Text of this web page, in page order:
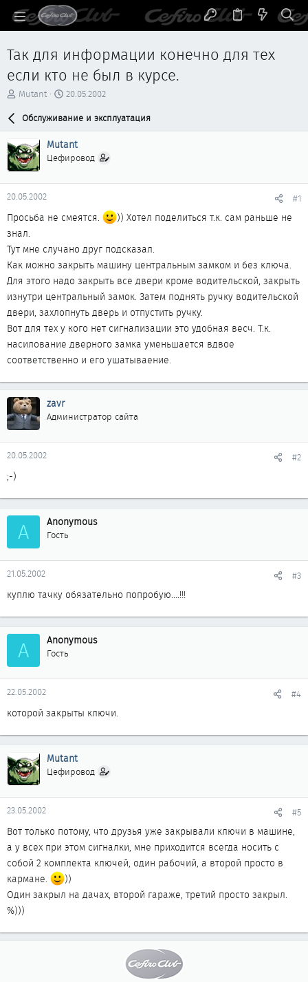
Так для информации конечно для тех
если кто не был в курсе.
А
р
т
е
м
ы
Mutant
Д
т
н
а
а
20.05.2002
Обслуживание и эксплуатация
Mutant
Цефировод
20.05.2002 #1
Просьба не смеятся.
)) Хотел поделиться т.к. сам раньше не
знал.
Тут мне случано друг подсказал.
Как можно закрыть машину центральным замком и без ключа.
Для этого надо закрыть все двери кроме водительской, закрыть
изнутри центральный замок. Затем поднять ручку водительской
двери, захлопнуть дверь и отпустить ручку.
Вот для тех у кого нет сигнализации это удобная весч. Т.к.
насилование дверного замка уменьшается вдвое
соответственно и его ушатываение.
zavr
Администратор сайта
20.05.2002 #2
;-)
A Anonymous
Гость
21.05.2002 #3
куплю тачку обязательно попробую....!!!
A Anonymous
Гость
22.05.2002 #4
которой закрыты ключи.
Mutant
Цефировод
23.05.2002 #5
Вот только потому, что друзья уже закрывали ключи в машине,
а у всех при этом сигналки, мне приходится всегда носить с
собой 2 комплекта ключей, один рабочий, а второй просто в
кармане.
))
Один закрыл на дачах, второй гараже, третий просто закрыл.
%)))